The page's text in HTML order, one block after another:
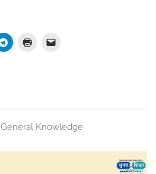
General Knowledge